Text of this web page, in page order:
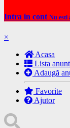
Intra in cont Nu esti
×
Acasa
Lista
Adaugă
Favorite
Ajutor